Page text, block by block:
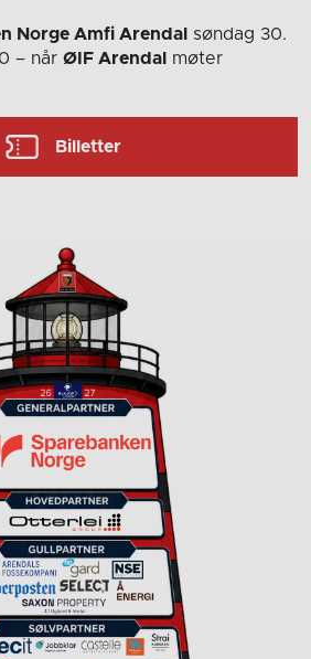
Norge Amfi Arendal
søndag 30.
– når ØIF Arendal
møter
Billetter